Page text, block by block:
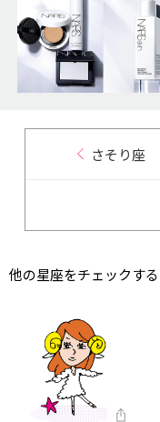
さそり座
他の星座をチェックする